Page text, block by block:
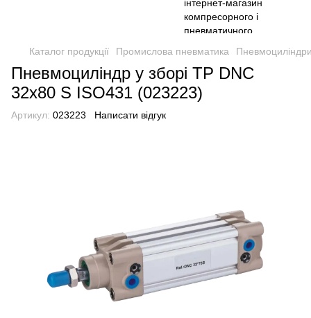
Каталог продукції Промислова пневматика
Пневмоциліндр у зборі TP DNC
32x80 S ISO431 (023223)
Артикул: 023223 Написати відгук